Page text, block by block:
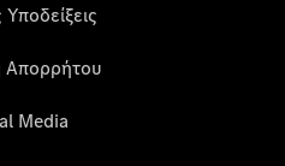
Απορρήτου
Media